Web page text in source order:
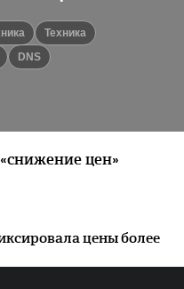
Техника
DNS
цен»
цены более